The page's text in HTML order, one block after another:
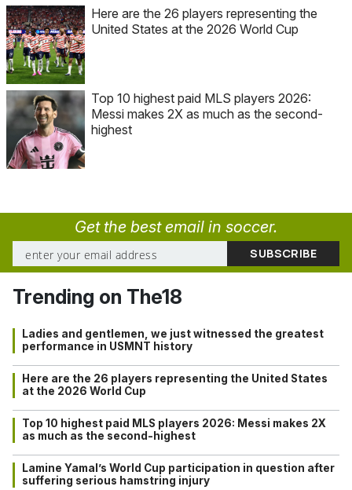
Here are the 26 players representing the
United States at the 2026 World Cup
Top 10 highest paid MLS players 2026:
Messi makes 2X as much as the second-
highest
Get the best email in soccer.
Trending on The18
Ladies and gentlemen, we just witnessed the greatest
performance in USMNT history
Here are the 26 players representing the United States
at the 2026 World Cup
Top 10 highest paid MLS players 2026: Messi makes 2X
as much as the second-highest
Lamine Yamal’s World Cup participation in question after
suffering serious hamstring injury